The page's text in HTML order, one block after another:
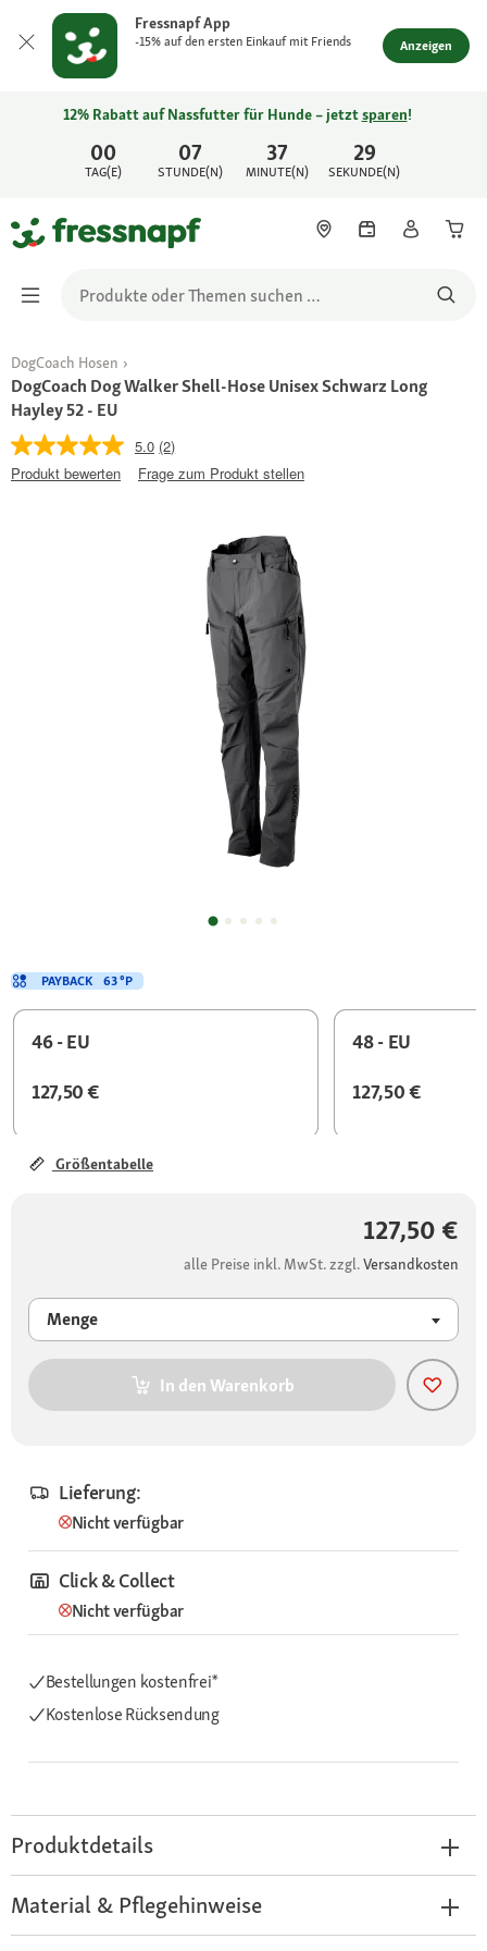
Fressnapf App
-15% auf den ersten Einkauf mit Friends Anzeigen
00
TAG(E)
07
STUNDE(N)
37
MINUTE(N)
29
SEKUNDE(N)
12% Rabatt auf Nassfutter für Hunde – jetztsparen!
DogCoach Hosen
DogCoach Dog Walker Shell-Hose Unisex Schwarz Long
Hayley 52 - EU
5.0 (2)
Produkt bewerten
Frage zum Produkt stellen
46 - EU
127,50 €
48 - EU
127,50 €
Größentabelle
127,50 €
alle Preise inkl. MwSt. zzgl.Versandkosten
Menge
In den Warenkorb
Lieferung:
Nicht verfügbar
Click & Collect
Nicht verfügbar
Bestellungen kostenfrei*
Kostenlose Rücksendung
PAYBACK 63 °P
Produktdetails
Material & Pflegehinweise